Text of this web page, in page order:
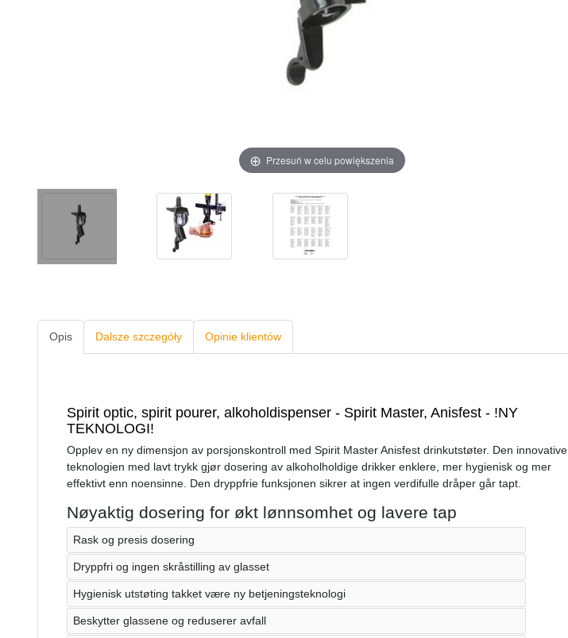
Przesuń w celu powiększenia
Opis Dalsze szczegóły Opinie klientów
Spirit optic, spirit pourer, alkoholdispenser - Spirit Master, Anisfest - !NY
TEKNOLOGI!
Opplev en ny dimensjon av porsjonskontroll med Spirit Master Anisfest drinkutstøter. Den innovative
teknologien med lavt trykk gjør dosering av alkoholholdige drikker enklere, mer hygienisk og mer
effektivt enn noensinne. Den dryppfrie funksjonen sikrer at ingen verdifulle dråper går tapt.
Nøyaktig dosering for økt lønnsomhet og lavere tap
Rask og presis dosering
Dryppfri og ingen skråstilling av glasset
Hygienisk utstøting takket være ny betjeningsteknologi
Beskytter glassene og reduserer avfall